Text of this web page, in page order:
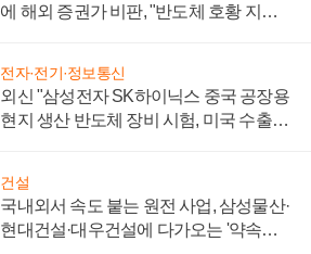
에 해외 증권가 비판, "반도체 호황 지속
전자·전기·정보통신
외신 "삼성전자 SK하이닉스 중국 공장용
현지 생산 반도체 장비 시험, 미국 수출통
건설
국내외서 속도 붙는 원전 사업, 삼성물산·
현대건설·대우건설에 다가오는 '약속의